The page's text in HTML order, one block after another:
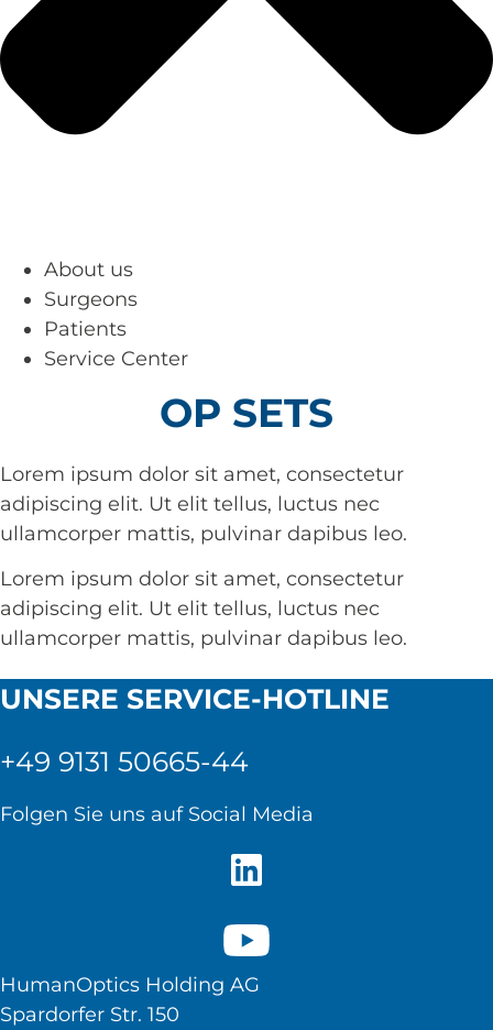
About us
Surgeons
Patients
Service Center
OP SETS
Lorem ipsum dolor sit amet, consectetur
adipiscing elit. Ut elit tellus, luctus nec
ullamcorper mattis, pulvinar dapibus leo.
Lorem ipsum dolor sit amet, consectetur
adipiscing elit. Ut elit tellus, luctus nec
ullamcorper mattis, pulvinar dapibus leo.
UNSERE SERVICE-HOTLINE
+49 9131 50665-44
Folgen Sie uns auf Social Media
HumanOptics Holding AG
Spardorfer Str. 150